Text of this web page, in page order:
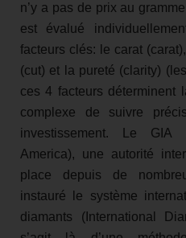
n’y a pas de prix au
est évalué
facteurs clés: le carat
(cut) et la pureté (clarity)
ces 4 facteurs déterminent
complexe de suivre
investissement. Le GIA
America), une autorité
place depuis de
instauré le système
diamants (International